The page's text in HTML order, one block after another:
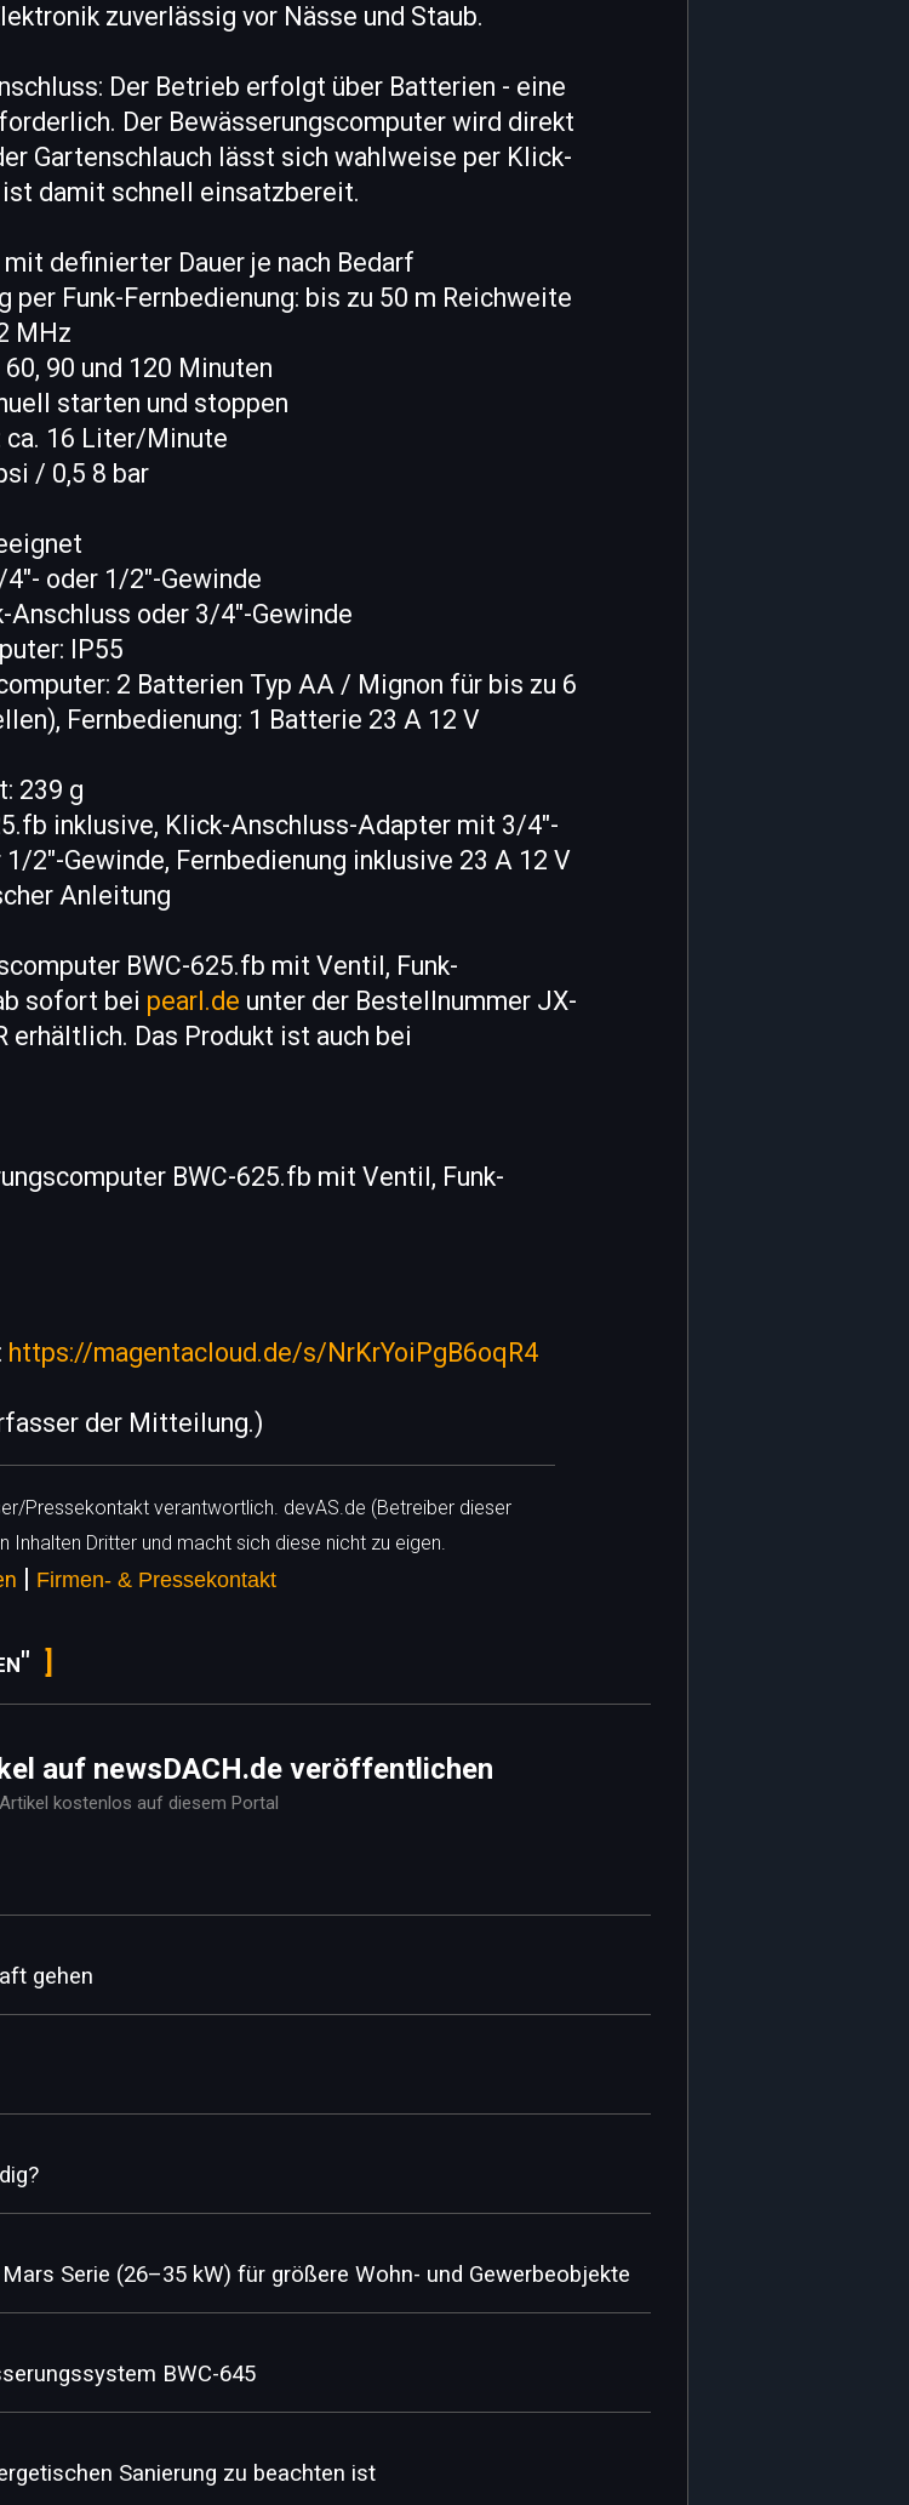
zuverlässig vor Nässe und Staub.
Der Betrieb erfolgt über Batterien - eine
Der Bewässerungscomputer wird direkt
Gartenschlauch lässt sich wahlweise per Klick-
damit schnell einsatzbereit.
definierter Dauer je nach Bedarf
per Funk-Fernbedienung: bis zu 50 m Reichweite
MHz
90 und 120 Minuten
starten und stoppen
ca. 16 Liter/Minute
/ 0,5 8 bar
oder 1/2"-Gewinde
oder 3/4"-Gewinde
IP55
2 Batterien Typ AA / Mignon für bis zu 6
Fernbedienung: 1 Batterie 23 A 12 V
239 g
inklusive, Klick-Anschluss-Adapter mit 3/4"-
2"-Gewinde, Fernbedienung inklusive 23 A 12 V
Anleitung
BWC-625.fb mit Ventil, Funk-
sofort bei pearl.de unter der Bestellnummer JX-
erhältlich. Das Produkt ist auch bei
BWC-625.fb mit Ventil, Funk-
https://magentacloud.de/s/NrKrYoiPgB6oqR4
der Mitteilung.)
Pressekontakt verantwortlich. devAS.de (Betreiber dieser
Dritter und macht sich diese nicht zu eigen.
| Firmen- & Pressekontakt
auf newsDACH.de veröffentlichen
kostenlos auf diesem Portal
gehen
Serie (26–35 kW) für größere Wohn- und Gewerbeobjekte
BWC-645
Sanierung zu beachten ist